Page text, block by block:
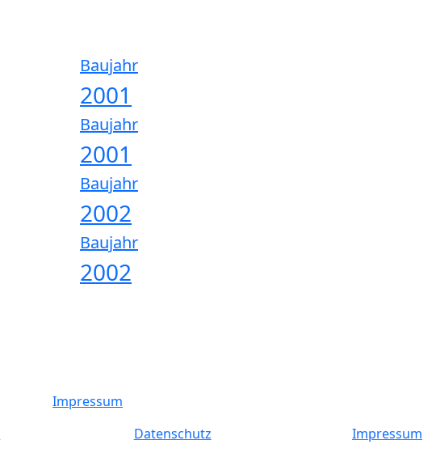
Baujahr
2001
Baujahr
2001
Baujahr
2002
Baujahr
2002
Impressum
Datenschutz Impressum